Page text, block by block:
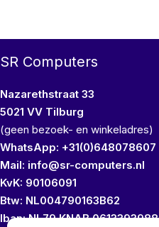
SR Computers
Nazarethstraat 33
5021 VV Tilburg
(geen bezoek- en winkeladres)
WhatsApp: +31(0)648078607
Mail: info@sr-computers.nl
KvK: 90106091
Btw: NL004790163B62
Iban: NL79 KNAB 0613393988